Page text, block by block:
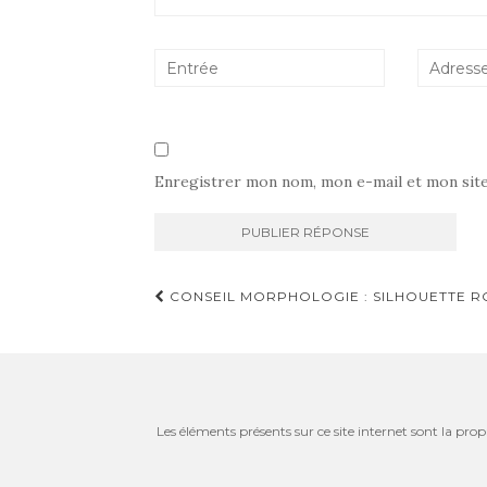
Enregistrer mon nom, mon e-mail et mon
Navigation
CONSEIL MORPHOLOGIE : SILHOUETTE
Les éléments présents sur ce site internet sont la